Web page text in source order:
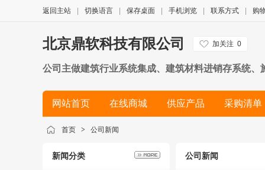
返回主站 切换语言 保存桌面 手机浏览 联系方式 购
北京鼎软科技有限公司 加关注 0
公司主做建筑行业系统集成、建筑材料进销存系统
公路桥梁、预制构件等领域，帮助客户应用信息化
网站首页 在线商城 供应产品 采购清单
简历
首页 > 公司新闻
新闻分类 公司新闻